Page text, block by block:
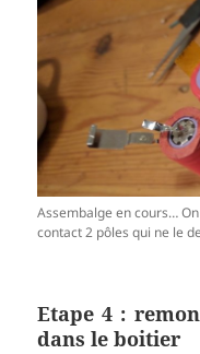
Assembalge en cours…
contact 2 pôles qui ne le
Etape 4 :
dans le boitier